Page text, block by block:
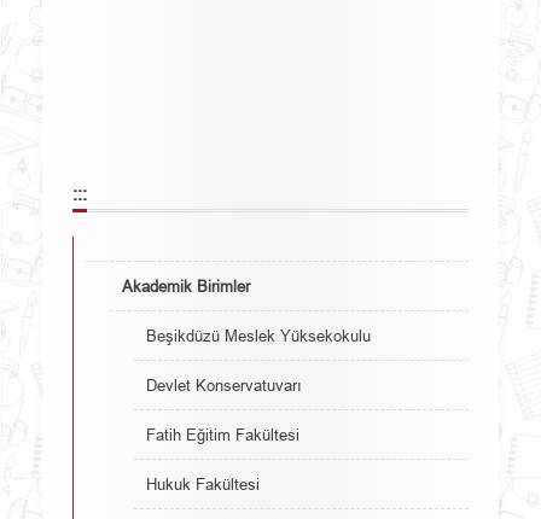
:::
Akademik Birimler
Beşikdüzü Meslek Yüksekokulu
Devlet Konservatuvarı
Fatih Eğitim Fakültesi
Hukuk Fakültesi